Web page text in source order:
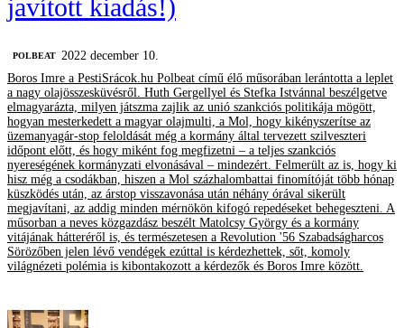
javított kiadás!)
‎POLBEAT
2022 december 10.
Boros Imre a PestiSrácok.hu Polbeat című élő műsorában lerántotta a leplet
a nagy olajösszesküvésről. Huth Gergellyel és Stefka Istvánnal beszélgetve
elmagyarázta, milyen játszma zajlik az unió szankciós politikája mögött,
hogyan mesterkedett a magyar olajmulti, a Mol, hogy kikényszerítse az
üzemanyagár-stop feloldását még a kormány által tervezett szilveszteri
időpont előtt, és hogy miként fog megfizetni – a teljes szankciós
nyereségének kormányzati elvonásával – mindezért. Felmerült az is, hogy ki
hisz még a csodákban, hiszen a Mol százhalombattai finomítóját több hónap
küszködés után, az árstop visszavonása után néhány órával sikerült
megjavítani, az addig minden mérnökön kifogó repedéseket behegeszteni. A
műsorban a neves közgazdász beszélt Matolcsy György és a kormány
vitájának hátteréről is, és természetesen a Revolution '56 Szabadságharcos
Sörözőben jelen lévő vendégek ezúttal is kérdezhettek, sőt, komoly
világnézeti polémia is kibontakozott a kérdezők és Boros Imre között.